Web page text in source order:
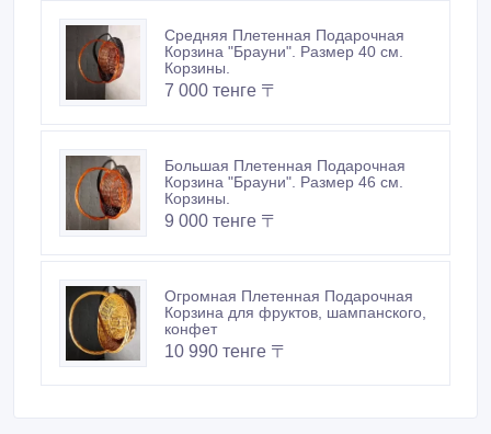
Средняя Плетенная Подарочная
Корзина "Брауни". Размер 40 см.
Корзины.
7 000 тенге 〒
Большая Плетенная Подарочная
Корзина "Брауни". Размер 46 см.
Корзины.
9 000 тенге 〒
Огромная Плетенная Подарочная
Корзина для фруктов, шампанского,
конфет
10 990 тенге 〒